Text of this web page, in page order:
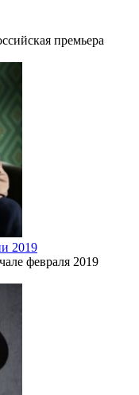
премьера
2019
февраля 2019